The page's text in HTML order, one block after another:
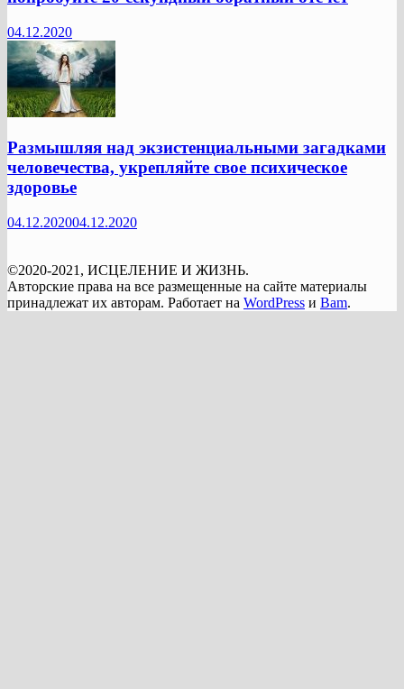
04.12.2020
Размышляя над экзистенциальными загадками
человечества, укрепляйте свое психическое
здоровье
04.12.202004.12.2020
©2020-2021, ИСЦЕЛЕНИЕ И ЖИЗНЬ.
Авторские права на все размещенные на сайте материалы
принадлежат их авторам. Работает на WordPress и Bam.